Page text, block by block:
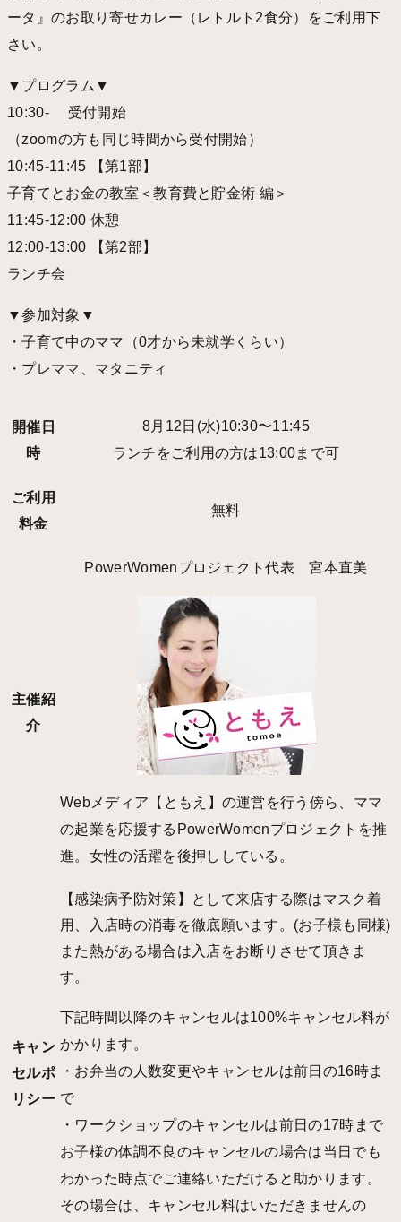
ータ』のお取り寄せカレー（レトルト2食分）をご利用下
さい。
▼プログラム▼
10:30- 受付開始
（zoomの方も同じ時間から受付開始）
10:45-11:45 【第1部】
子育てとお金の教室＜教育費と貯金術 編＞
11:45-12:00 休憩
12:00-13:00 【第2部】
ランチ会
▼参加対象▼
・子育て中のママ（0才から未就学くらい）
・プレママ、マタニティ
開催日
時
8月12日(水)10:30〜11:45
ランチをご利用の方は13:00まで可
ご利用
料金
無料
主催紹
介
PowerWomenプロジェクト代表 宮本直美
Webメディア【ともえ】の運営を行う傍ら、ママ
の起業を応援するPowerWomenプロジェクトを推
進。女性の活躍を後押ししている。
キャン
セルポ
リシー
【感染病予防対策】として来店する際はマスク着
用、入店時の消毒を徹底願います。(お子様も同様)
また熱がある場合は入店をお断りさせて頂きま
す。
下記時間以降のキャンセルは100%キャンセル料が
かかります。
・お弁当の人数変更やキャンセルは前日の16時ま
で
・ワークショップのキャンセルは前日の17時まで
お子様の体調不良のキャンセルの場合は当日でも
わかった時点でご連絡いただけると助かります。
その場合は、キャンセル料はいただきませんの